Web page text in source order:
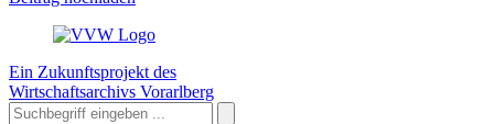
Ein Zukunftsprojekt des
Wirtschaftsarchivs Vorarlberg